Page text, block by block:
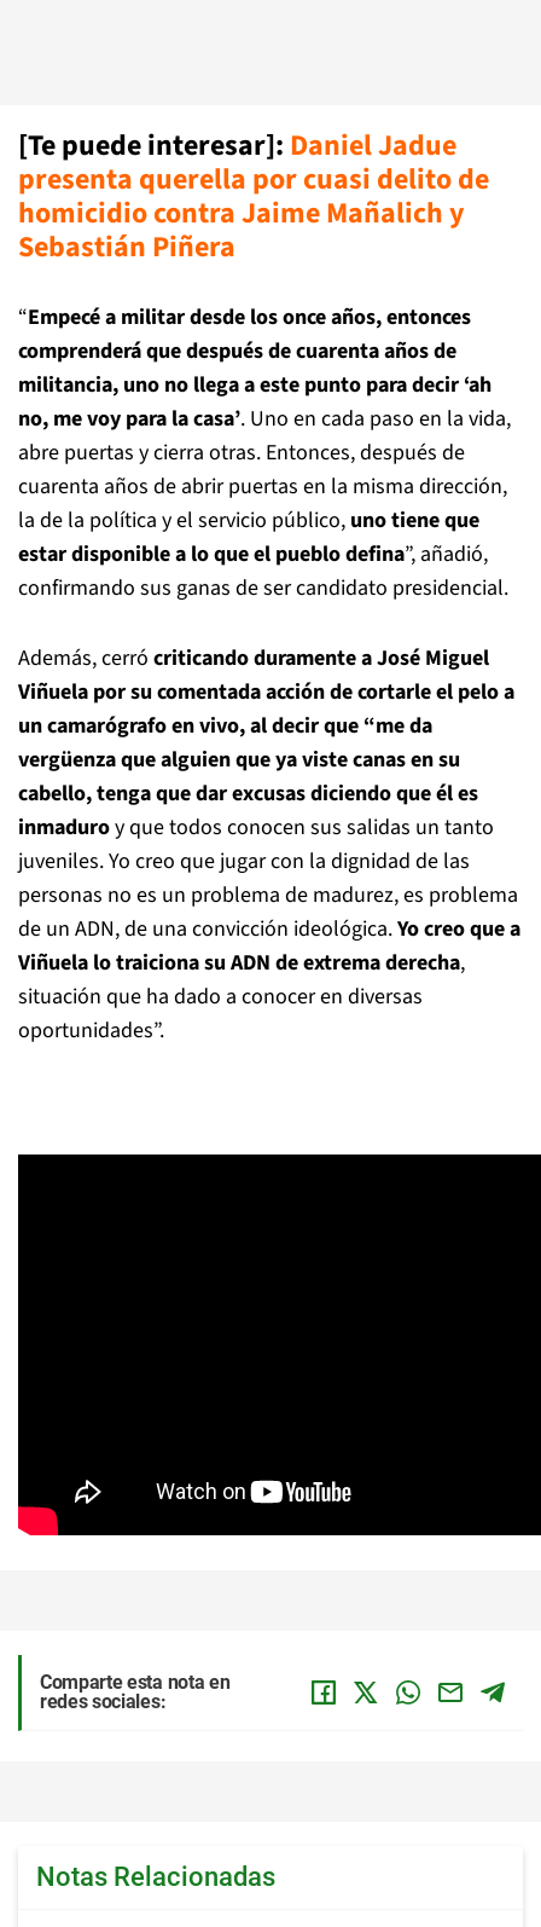
[Te puede interesar]: Daniel Jadue
presenta querella por cuasi delito de
homicidio contra Jaime Mañalich y
Sebastián Piñera
“Empecé a militar desde los once años, entonces
comprenderá que después de cuarenta años de
militancia, uno no llega a este punto para decir ‘ah
no, me voy para la casa’. Uno en cada paso en la vida,
abre puertas y cierra otras. Entonces, después de
cuarenta años de abrir puertas en la misma dirección,
la de la política y el servicio público, uno tiene que
estar disponible a lo que el pueblo defina”, añadió,
confirmando sus ganas de ser candidato presidencial.
Además, cerró criticando duramente a José Miguel
Viñuela por su comentada acción de cortarle el pelo a
un camarógrafo en vivo, al decir que “me da
vergüenza que alguien que ya viste canas en su
cabello, tenga que dar excusas diciendo que él es
inmaduroy que todos conocen sus salidas un tanto
juveniles. Yo creo que jugar con la dignidad de las
personas no es un problema de madurez, es problema
de un ADN, de una convicción ideológica.Yo creo que a
Viñuela lo traiciona su ADN de extrema derecha,
situación que ha dado a conocer en diversas
oportunidades”.
Comparte esta nota en
redes sociales:
Notas Relacionadas